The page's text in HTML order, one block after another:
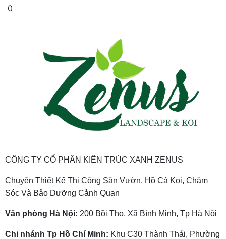
0
CÔNG TY CỔ PHẦN KIẾN TRÚC XANH ZENUS
Chuyên Thiết Kế Thi Công Sân Vườn, Hồ Cá Koi, Chăm
Sóc Và Bảo Dưỡng Cảnh Quan
Văn phòng Hà Nội: 200 Bồi Thọ, Xã Bình Minh, Tp Hà Nội
Chi nhánh Tp Hồ Chí Minh: Khu C30 Thành Thái, Phường